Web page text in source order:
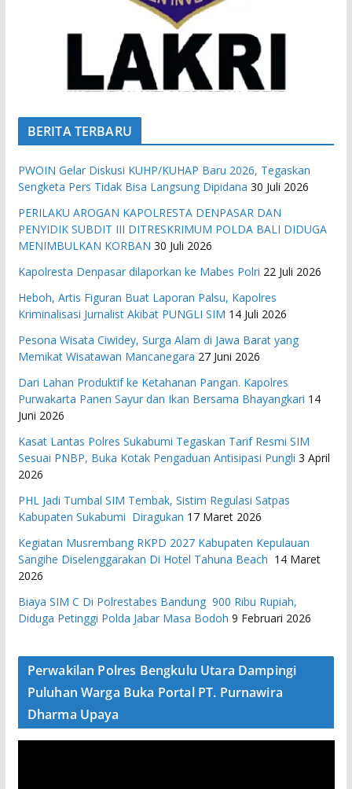
BERITA TERBARU
PWOIN Gelar Diskusi KUHP/KUHAP Baru 2026, Tegaskan
Sengketa Pers Tidak Bisa Langsung Dipidana 30 Juli 2026
PERILAKU AROGAN KAPOLRESTA DENPASAR DAN
PENYIDIK SUBDIT III DITRESKRIMUM POLDA BALI DIDUGA
MENIMBULKAN KORBAN 30 Juli 2026
Kapolresta Denpasar dilaporkan ke Mabes Polri 22 Juli 2026
Heboh, Artis Figuran Buat Laporan Palsu, Kapolres
Kriminalisasi Jurnalist Akibat PUNGLI SIM 14 Juli 2026
Pesona Wisata Ciwidey, Surga Alam di Jawa Barat yang
Memikat Wisatawan Mancanegara 27 Juni 2026
Dari Lahan Produktif ke Ketahanan Pangan. Kapolres
Purwakarta Panen Sayur dan Ikan Bersama Bhayangkari 14
Juni 2026
Kasat Lantas Polres Sukabumi Tegaskan Tarif Resmi SIM
Sesuai PNBP, Buka Kotak Pengaduan Antisipasi Pungli 3 April
2026
PHL Jadi Tumbal SIM Tembak, Sistim Regulasi Satpas
Kabupaten Sukabumi Diragukan 17 Maret 2026
Kegiatan Musrembang RKPD 2027 ​Kabupaten Kepulauan
Sangihe Diselenggarakan Di Hotel Tahuna Beach 14 Maret
2026
Biaya SIM C Di Polrestabes Bandung 900 Ribu Rupiah,
Diduga Petinggi Polda Jabar Masa Bodoh 9 Februari 2026
Perwakilan Polres Bengkulu Utara Dampingi
Puluhan Warga Buka Portal PT. Purnawira
Dharma Upaya